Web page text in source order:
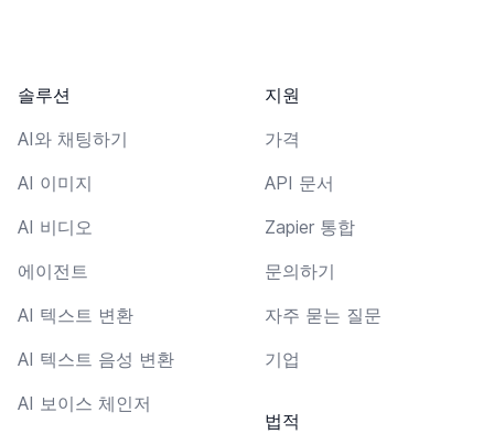
솔루션
AI와 채팅하기
AI 이미지
AI 비디오
에이전트
AI 텍스트 변환
AI 텍스트 음성 변환
AI 보이스 체인저
지원
가격
API 문서
Zapier 통합
문의하기
자주 묻는 질문
기업
법적